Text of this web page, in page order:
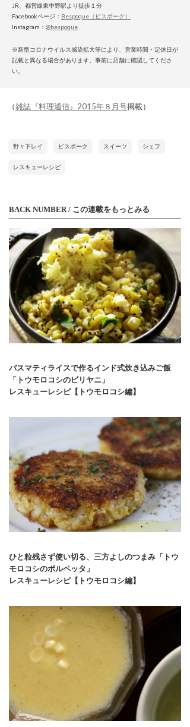
JR、都営線東中野駅より徒歩１分
Facebookページ： Bespoque（ビスポーク）
Instagram： @bespoque
※新型コロナウイルス感染拡大等により、営業時間・定休日が
記載と異なる場合があります。事前に店舗に確認してくださ
い。
（雑誌『料理通信』2015年８月号掲載）
野々下レイ ビスポーク スイーツ シェフ
レスキューレシピ
BACK NUMBER / この連載をもっとみる
バスマティライスで作るインド式炊き込みご飯
「トウモロコシのビリヤニ」
レスキューレシピ【トウモロコシ編】
ひと粒残さず使い切る、三方よしのつまみ「トウ
モロコシのポルペッタ」
レスキューレシピ【トウモロコシ編】